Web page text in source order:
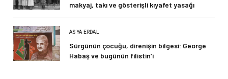
makyaj, takı ve gösterişli kıyafet yasağı
ASYA ERDAL
Sürgünün çocuğu, direnişin bilgesi: George
Habaş ve bugünün filistin’i